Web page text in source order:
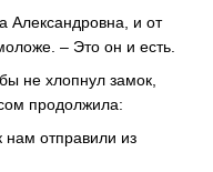
Александровна, и от
– Это он и есть.
не хлопнул замок,
продолжила:
нам отправили из